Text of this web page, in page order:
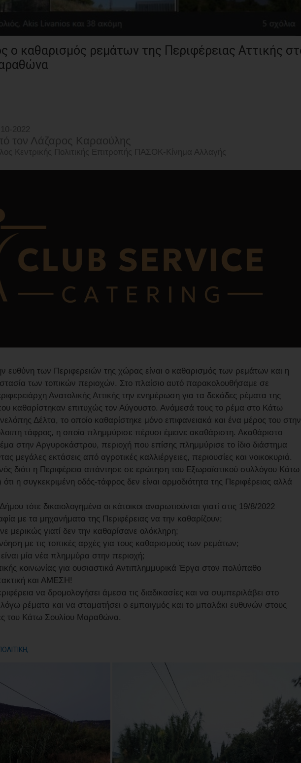
ο καθαρισμός ρεμάτων της Περιφέρειας Αττικής
2022
τoν Λάζαρος Καραούλης
Κεντρικής Πολιτικής Επιτροπής ΠΑΣΟΚ-Κίνημα Αλλαγής
ευθύνη των Περιφερειών της χώρας είναι ο καθαρισμός των ρεμάτων και η
των τοπικών περιοχών. Στο πλαίσιο αυτό παρακολουθήσαμε σε
Ανατολικής Αττικής την ενημέρωση για τα δεκάδες ρέματα της
καθαρίστηκαν επιτυχώς τον Αύγουστο. Ανάμεσά τους το ρέμα στο Κάτω
Δέλτα, το οποίο καθαρίστηκε μόνο επιφανειακά και ένα μέρος του στην
τάφρος, η οποία πλημμύρισε πέρυσι έμεινε ακαθάριστη. Ακαθάριστο
στην Αργυροκάστρου, περιοχή που επίσης πλημμύρισε το ίδιο διάστημα
μεγάλες εκτάσεις από αγροτικές καλλιέργειες, περιουσίες και νοικοκυριά.
διότι η Περιφέρεια απάντησε σε ερώτηση του Εξωραϊστικού συλλόγου Κάτω
η συγκεκριμένη οδός-τάφρος δεν είναι αρμοδιότητα της Περιφέρειας αλλά
τότε δικαιολογημένα οι κάτοικοι αναρωτιούνται γιατί στις 19/8/2022
με τα μηχανήματα της Περιφέρειας να την καθαρίζουν;
μερικώς γιατί δεν την καθαρίσανε ολόκληρη;
με τις τοπικές αρχές για τους καθαρισμούς των ρεμάτων;
μία νέα πλημμύρα στην περιοχή;
κοινωνίας για ουσιαστικά Αντιπλημμυρικά Έργα στον πολύπαθο
και ΑΜΕΣΗ!
να δρομολογήσει άμεσα τις διαδικασίες και να συμπεριλάβει στο
ρέματα και να σταματήσει ο εμπαιγμός και το μπαλάκι ευθυνών στους
του Κάτω Σουλίου Μαραθώνα.
,